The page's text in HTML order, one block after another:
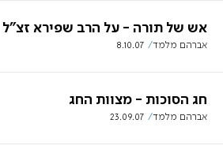
אש של תורה - על הרב שפירא זצ"ל
אברהם מלמד 8.10.07
חג הסוכות - מצוות החג
אברהם מלמד 23.09.07